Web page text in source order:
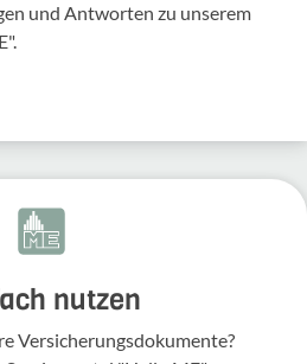
und Antworten zu unserem
nutzen
Versicherungsdokumente?